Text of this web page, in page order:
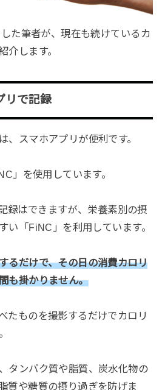
た筆者が、現在も続けているカ
介します。
リで記録
、スマホアプリが便利です。
」を使用しています。
録はできますが、栄養素別の摂
い「FiNC」を利用しています。
るだけで、その日の消費カロリ
も掛かりません。
たものを撮影するだけでカロリ
タンパク質や脂質、炭水化物の
質や糖質の摂り過ぎを防げま